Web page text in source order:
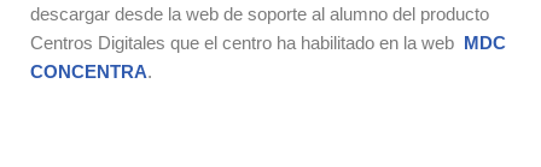
descargar desde la web de soporte al alumno del producto
Centros Digitales que el centro ha habilitado en la web MDC
CONCENTRA.